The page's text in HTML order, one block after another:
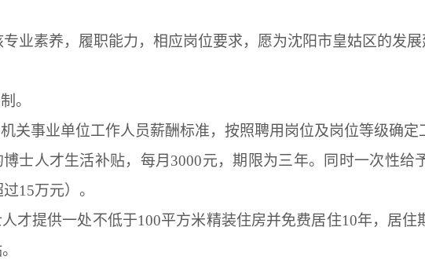
业素养，履职能力，相应岗位要求，愿为沈阳市皇姑区的发
。
关事业单位工作人员薪酬标准，按照聘用岗位及岗位等级确
士人才生活补贴，每月3000元，期限为三年。同时一次性
15万元）。
才提供一处不低于100平方米精装住房并免费居住10年，居